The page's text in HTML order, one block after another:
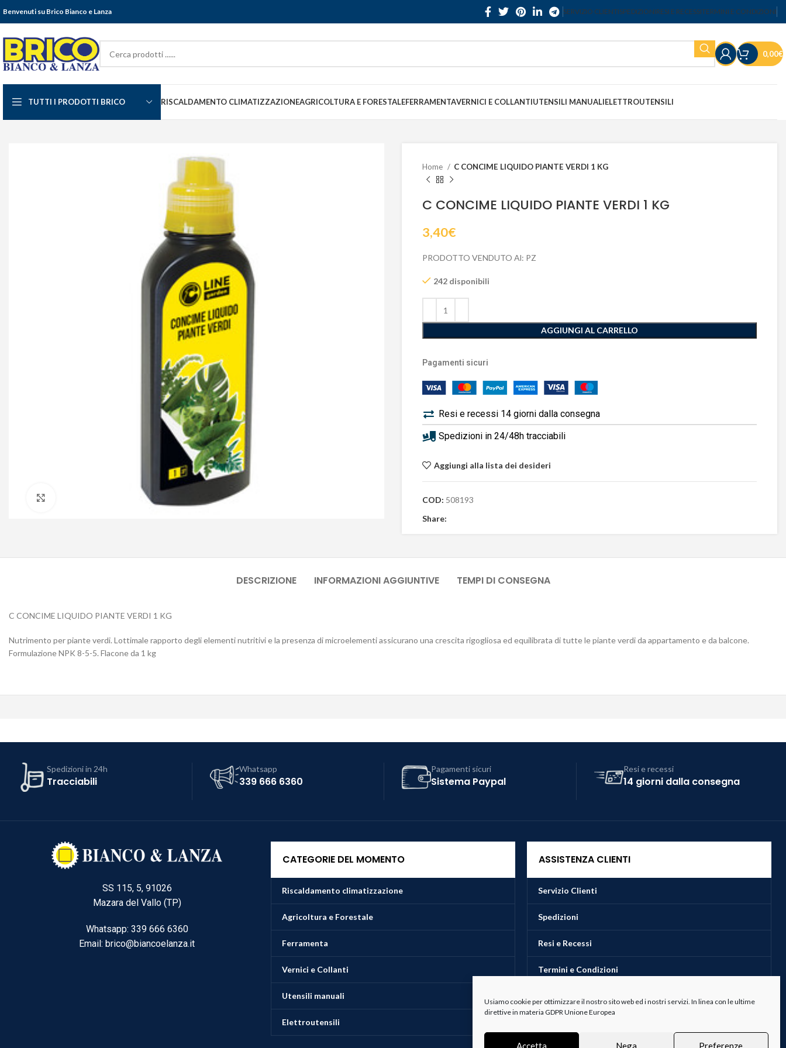
Usiamo cookie per ottimizzare il nostro sito web ed i nostri servizi. In linea con le ultime
direttive in materia GDPR Unione Europea
Accetta Nega Preferenze
Benvenuti su Brico Bianco e Lanza SERVIZIO CLIENTISPEDIZIONIRESI E RECESSITERMINI E CONDIZIONI
0,00€
TUTTI I PRODOTTI BRICO RISCALDAMENTO CLIMATIZZAZIONEAGRICOLTURA E FORESTALEFERRAMENTAVERNICI E COLLANTIUTENSILI MANUALIELETTROUTENSILI
Home C CONCIME LIQUIDO PIANTE VERDI 1 KG
C CONCIME LIQUIDO PIANTE VERDI 1 KG
3,40€
PRODOTTO VENDUTO Al: PZ
242 disponibili
AGGIUNGI AL CARRELLO
Pagamenti sicuri
Resi e recessi 14 giorni dalla consegna
Spedizioni in 24/48h tracciabili
Aggiungi alla lista dei desideri
COD: 508193
Share:
DESCRIZIONE INFORMAZIONI AGGIUNTIVE TEMPI DI CONSEGNA
C CONCIME LIQUIDO PIANTE VERDI 1 KG
Nutrimento per piante verdi. Lottimale rapporto degli elementi nutritivi e la presenza di microelementi assicurano una crescita rigogliosa ed equilibrata di tutte le piante verdi da appartamento e da balcone.
Formulazione NPK 8-5-5. Flacone da 1 kg
Spedizioni in 24h
Tracciabili
Whatsapp
339 666 6360
Pagamenti sicuri
Sistema Paypal
Resi e recessi
14 giorni dalla consegna
SS 115, 5, 91026
Mazara del Vallo (TP)
Whatsapp: 339 666 6360
Email: brico@biancoelanza.it
CATEGORIE DEL MOMENTO
Riscaldamento climatizzazione
Agricoltura e Forestale
Ferramenta
Vernici e Collanti
Utensili manuali
Elettroutensili
ASSISTENZA CLIENTI
Servizio Clienti
Spedizioni
Resi e Recessi
Termini e Condizioni